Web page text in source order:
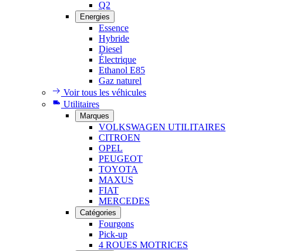
Q2
Energies
Essence
Hybride
Diesel
Électrique
Ethanol E85
Gaz naturel
Voir tous les véhicules
Utilitaires
Marques
VOLKSWAGEN UTILITAIRES
CITROEN
OPEL
PEUGEOT
TOYOTA
MAXUS
FIAT
MERCEDES
Catégories
Fourgons
Pick-up
4 ROUES MOTRICES